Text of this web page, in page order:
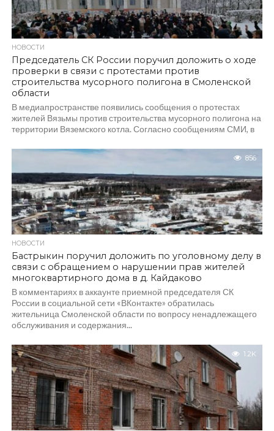
НОВОСТИ
Председатель СК России поручил доложить о ходе
проверки в связи с протестами против
строительства мусорного полигона в Смоленской
области
В медиапространстве появились сообщения о протестах
жителей Вязьмы против строительства мусорного полигона на
территории Вяземского котла. Согласно сообщениям СМИ, в
856
НОВОСТИ
Бастрыкин поручил доложить по уголовному делу в
связи с обращением о нарушении прав жителей
многоквартирного дома в д. Кайдаково
В комментариях в аккаунте приемной председателя СК
России в социальной сети «ВКонтакте» обратилась
жительница Смоленской области по вопросу ненадлежащего
обслуживания и содержания...
1.2K